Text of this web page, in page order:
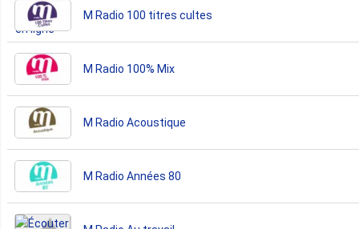
M Radio 100 titres cultes
M Radio 100% Mix
M Radio Acoustique
M Radio Années 80